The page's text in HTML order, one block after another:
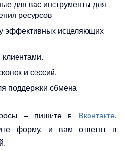
для вас инструменты для
ресурсов.
эффективных исцеляющих
клиентами.
и сессий.
поддержки обмена
– пишите в Вконтакте,
форму, и вам ответят в